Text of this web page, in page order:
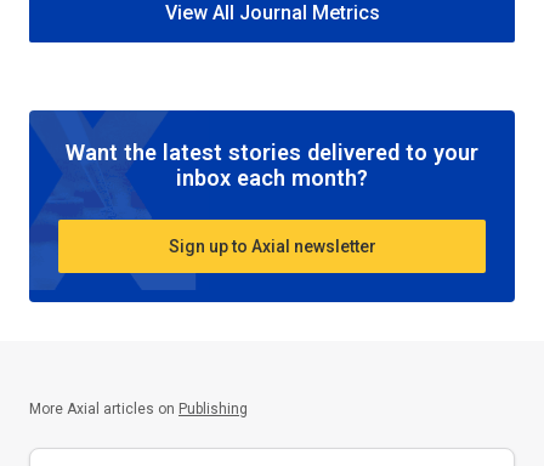
View All Journal Metrics
Want the latest stories delivered to your
inbox each month?
Sign up to Axial newsletter
More Axial articles on Publishing